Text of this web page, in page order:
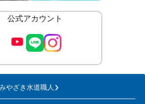
公式アカウント
やざき水道職人